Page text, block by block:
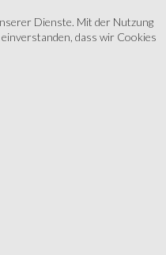
Dienste. Mit der Nutzung
dass wir Cookies